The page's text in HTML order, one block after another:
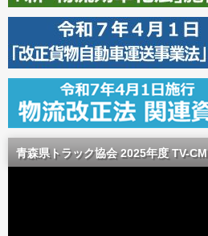
青森県トラック協会 2025年度 TV-CM